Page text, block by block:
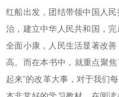
红船出发，团结带领中国人
治，建立中华人民共和国，
全面小康，人民生活显著改
高。而在本书中，就重点聚焦
起来”的改革大事，对于我们